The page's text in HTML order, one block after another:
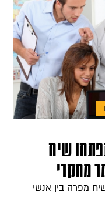
שיח
מחקרי
מפרה בין אנשי